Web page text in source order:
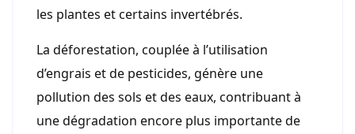
les plantes et certains invertébrés.
La déforestation, couplée à l’utilisation
d’engrais et de pesticides, génère une
pollution des sols et des eaux, contribuant à
une dégradation encore plus importante de